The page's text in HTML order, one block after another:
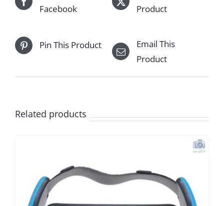
Facebook
Product
Pin This Product
Email This
Product
Related products